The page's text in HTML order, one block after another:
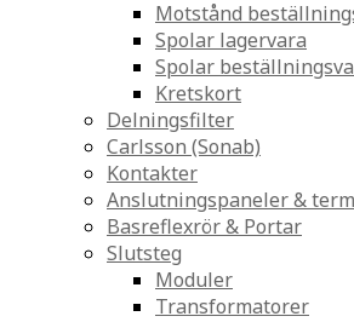
Motstånd
Spolar lagervara
Spolar
Kretskort
Delningsfilter
Carlsson (Sonab)
Kontakter
Anslutningspaneler &
Basreflexrör & Portar
Slutsteg
Moduler
Transformatorer